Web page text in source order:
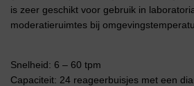
is zeer geschikt voor gebruik in
moderatieruimtes bij
Snelheid: 6 – 60 tpm
Capaciteit: 24 reageerbuisjes met een